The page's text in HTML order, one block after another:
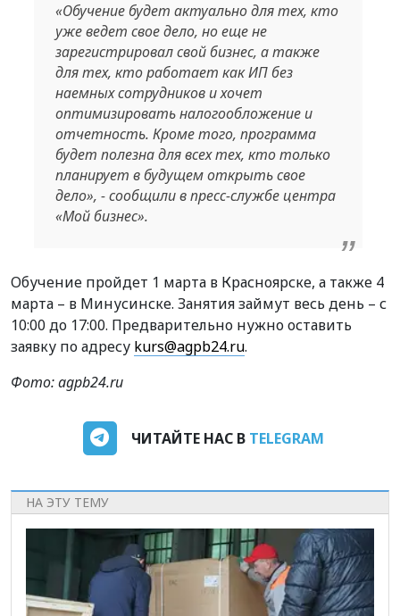
«Обучение будет актуально для тех, кто
уже ведет свое дело, но еще не
зарегистрировал свой бизнес, а также
для тех, кто работает как ИП без
наемных сотрудников и хочет
оптимизировать налогообложение и
отчетность. Кроме того, программа
будет полезна для всех тех, кто только
планирует в будущем открыть свое
дело», - сообщили в пресс-службе центра
«Мой бизнес».
Обучение пройдет 1 марта в Красноярске, а также 4
марта – в Минусинске. Занятия займут весь день – с
10:00 до 17:00. Предварительно нужно оставить
заявку по адресу kurs@agpb24.ru.
Фото: agpb24.ru
ЧИТАЙТЕ НАС В TELEGRAM
НА ЭТУ ТЕМУ